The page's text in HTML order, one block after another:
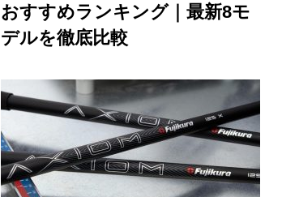
おすすめランキング｜最新8モ
デルを徹底比較